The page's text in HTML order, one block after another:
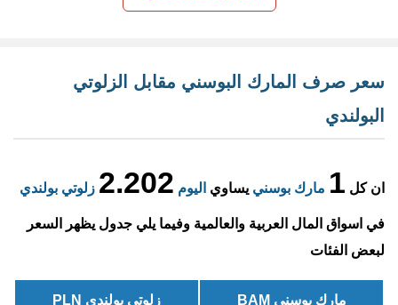
سعر صرف المارك البوسني مقابل الزلوتي
البولندي
ان كل 1 مارك بوسني يساوي اليوم 2.202 زلوتي بولندي
في اسواق المال العربية والعالمية وفيما يلي جدول يظهر السعر
لبعض الفئات
مارك بوسني BAM زلوتي بولندي PLN